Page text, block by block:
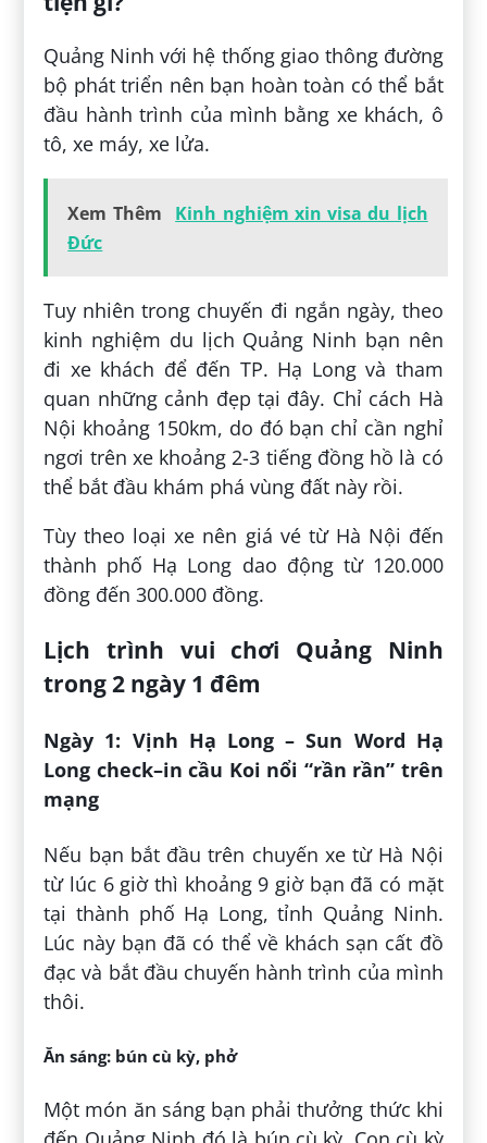
Quảng Ninh với hệ thống giao thông đường
bộ phát triển nên bạn hoàn toàn có thể bắt
đầu hành trình của mình bằng xe khách, ô
tô, xe máy, xe lửa.
Xem Thêm
Kinh nghiệm xin visa du lịch
Đức
Tuy nhiên trong chuyến đi ngắn ngày, theo
kinh nghiệm du lịch Quảng Ninh bạn nên
đi xe khách để đến TP. Hạ Long và tham
quan những cảnh đẹp tại đây. Chỉ cách Hà
Nội khoảng 150km, do đó bạn chỉ cần nghỉ
ngơi trên xe khoảng 2-3 tiếng đồng hồ là có
thể bắt đầu khám phá vùng đất này rồi.
Tùy theo loại xe nên giá vé từ Hà Nội đến
thành phố Hạ Long dao động từ 120.000
đồng đến 300.000 đồng.
Lịch trình vui chơi Quảng Ninh
trong 2 ngày 1 đêm
Ngày 1: Vịnh Hạ Long – Sun Word Hạ
Long check–in cầu Koi nổi “rần rần” trên
mạng
Nếu bạn bắt đầu trên chuyến xe từ Hà Nội
từ lúc 6 giờ thì khoảng 9 giờ bạn đã có mặt
tại thành phố Hạ Long, tỉnh Quảng Ninh.
Lúc này bạn đã có thể về khách sạn cất đồ
đạc và bắt đầu chuyến hành trình của mình
thôi.
Ăn sáng: bún cù kỳ, phở
Một món ăn sáng bạn phải thưởng thức khi